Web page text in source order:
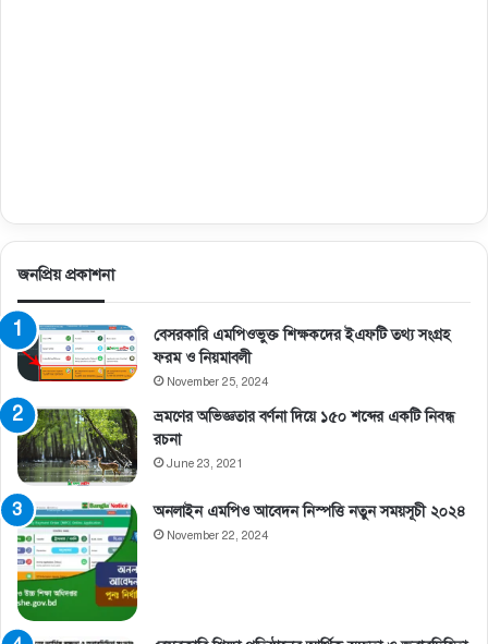
জনপ্রিয় প্রকাশনা
বেসরকারি এমপিওভুক্ত শিক্ষকদের ইএফটি তথ্য সংগ্রহ
ফরম ও নিয়মাবলী
November 25, 2024
ভ্রমণের অভিজ্ঞতার বর্ণনা দিয়ে ১৫০ শব্দের একটি নিবন্ধ
রচনা
June 23, 2021
অনলাইন এমপিও আবেদন নিস্পত্তি নতুন সময়সূচী ২০২৪
November 22, 2024